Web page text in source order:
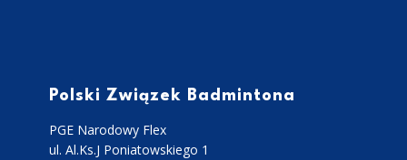
Polski Związek Badmintona
PGE Narodowy Flex
ul. Al.Ks.J Poniatowskiego 1